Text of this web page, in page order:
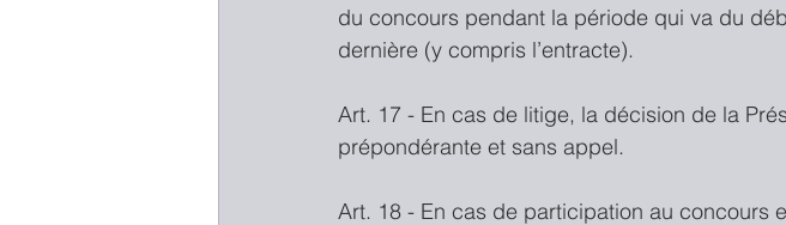
du concours pendant la période qui va du
dernière (y compris l’entracte).
Art. 17 - En cas de litige, la décision de la
prépondérante et sans appel.
Art. 18 - En cas de participation au concours